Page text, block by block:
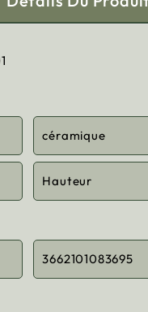
céramique
Hauteur
3662101083695